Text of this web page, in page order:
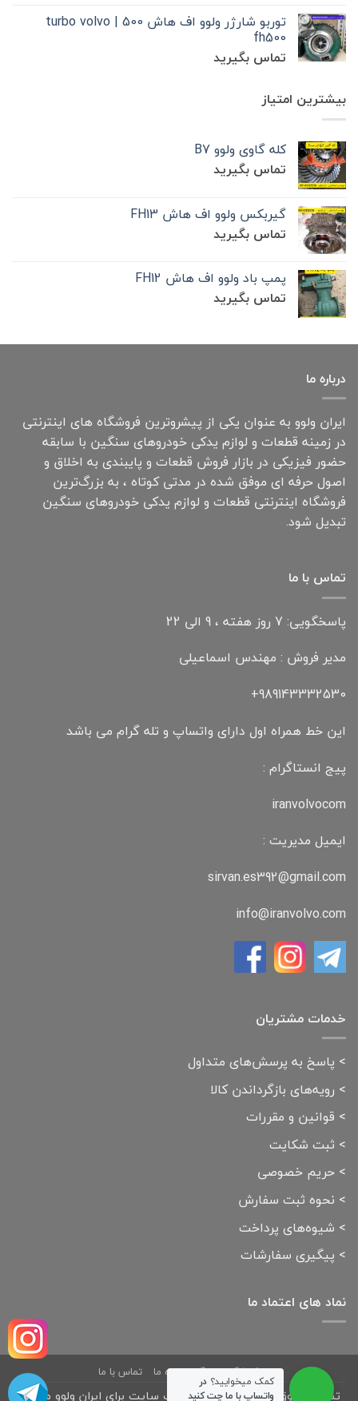
توربو شارژر ولوو اف هاش 500 | turbo volvo
fh500
تماس بگیرید
بیشترین امتیاز
کله گاوی ولوو B7
تماس بگیرید
گیربکس ولوو اف هاش FH13
تماس بگیرید
پمپ باد ولوو اف هاش FH12
تماس بگیرید
درباره ما
ایران ولوو به عنوان یکی از پیشروترین فروشگاه های اینترنتی
در زمینه قطعات و لوازم یدکی خودروهای سنگین با سابقه
حضور فیزیکی در بازار فروش قطعات و پایبندی به اخلاق و
اصول حرفه ای موفق شده در مدتی کوتاه ، به بزرگ‌ترین
فروشگاه اینترنتی قطعات و لوازم یدکی خودروهای سنگین
تبدیل شود.
تماس با ما
پاسخگویی: 7 روز هفته ، 9 الی 22
مدیر فروش : مهندس اسماعیلی
989143332530+
این خط همراه اول دارای واتساپ و تله گرام می باشد
پیج انستاگرام :
iranvolvocom
ایمیل مدیریت :
sirvan.es392@gmail.com
info@iranvolvo.com
خدمات مشتریان
> پاسخ به پرسش‌های متداول
> رویه‌های بازگرداندن کالا
> قوانین و مقررات
> ثبت شکایت
> حریم خصوصی
> نحوه ثبت سفارش
> شیوه‌های پرداخت
> پیگیری سفارشات
نماد های اعتماد ما
فروشگاه بلاگ درباره ما تماس با ما
تمامی حقوق مادی و معنوی این وب سایت برای ایران ولوو محفوظ
کمک میخوایید؟ در
واتساپ با ما چت کنید